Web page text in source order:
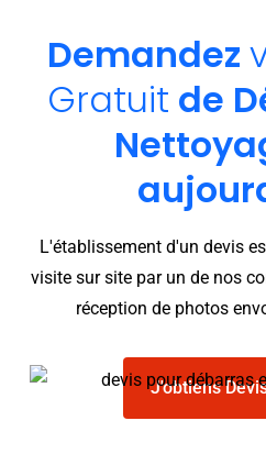
Demandez
Gratuit de
L'établissement d'un devis
visite sur site par un de nos
réception de photos
J'obtiens